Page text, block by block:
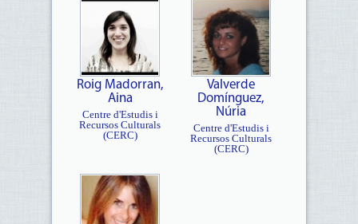
Roig Madorran,
Aina
Centre d'Estudis i
Recursos Culturals
(CERC)
Valverde
Domínguez,
Núria
Centre d'Estudis i
Recursos Culturals
(CERC)